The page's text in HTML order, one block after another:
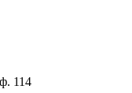
114